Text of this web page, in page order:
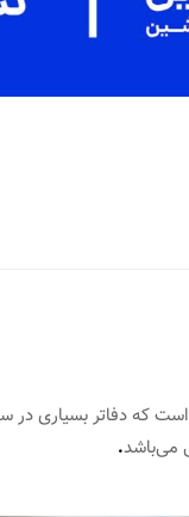
دفاتر بسیاری در
می‌باشد.